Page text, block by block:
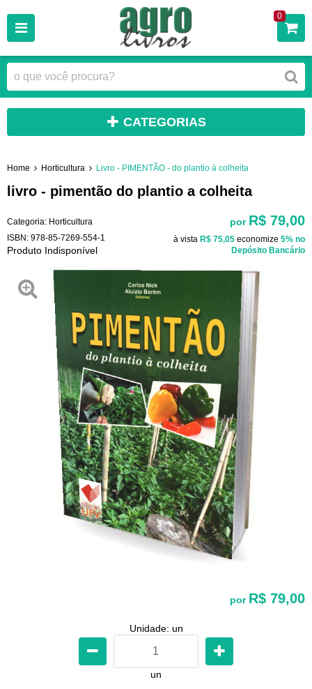
0
CATEGORIAS
Home Horticultura Livro - PIMENTÃO - do plantio à colheita
livro - pimentão do plantio a colheita
Categoria: Horticultura
ISBN: 978-85-7269-554-1
Produto Indisponível
por R$ 79,00
à vista R$ 75,05 economize 5% no
Depósito Bancário
por R$ 79,00
Unidade: un
un